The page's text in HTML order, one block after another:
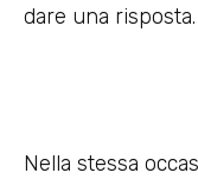
dare una risposta.
Nella stessa